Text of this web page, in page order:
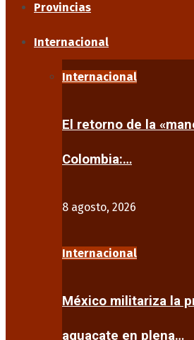
Provincias
Internacional
Internacional
El retorno de la
Colombia:…
8 agosto, 2026
Internacional
México militariza la
aguacate en plena…